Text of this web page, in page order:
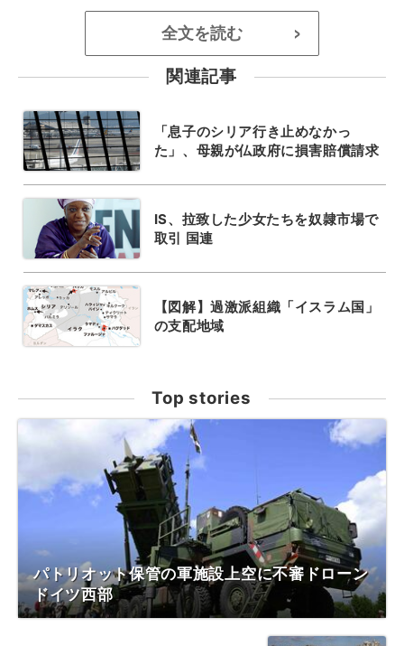
全文を読む >
関連記事
「息子のシリア行き止めなかっ
た」、母親が仏政府に損害賠償請求
IS、拉致した少女たちを奴隷市場で
取引 国連
【図解】過激派組織「イスラム国」
の支配地域
Top stories
パトリオット保管の軍施設上空に不審ドローン
ドイツ西部